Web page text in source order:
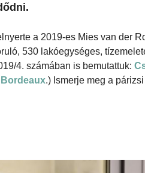
a 2019-es Mies van der
530 lakóegységes,
4. számában is bemutattuk:
.) Ismerje meg a